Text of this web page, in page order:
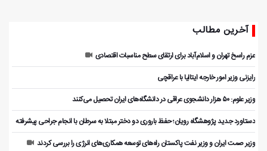
آخرین مطالب
عزم راسخ تهران و اسلام‌آباد برای ارتقای سطح مناسبات اقتصادی
رایزنی وزیر امور خارجه ایتالیا با عراقچی
وزیر علوم: ۵۰ هزار دانشجوی عراقی در دانشگاه‌های ایران تحصیل می‌کنند
دستاورد جدید پژوهشگاه رویان؛ حفظ باروری دو دختر مبتلا به سرطان با انجام جراحی پیشرفته
وزیر صمت ایران و وزیر نفت پاکستان راه‌های توسعه همکاری‌های انرژی را بررسی کردند